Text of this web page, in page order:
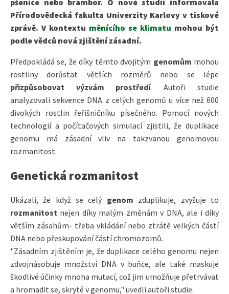
pšenice nebo brambor. O novéstudii informovala
Přírodovědecká fakulta Univerzity Karlovy v tiskové
zprávě. V kontextu měnícího se klimatu mohou být
podle vědců nová zjištění zásadní.
Předpokládá se, že díky těmto dvojitým genomům mohou
rostliny dorůstat větších rozměrů nebo se lépe
přizpůsobovat výzvám prostředí. Autoři studie
analyzovali sekvence DNA z celých genomů u více než 600
divokých rostlin řeřišničníku písečného. Pomocí nových
technologií a počítačových simulací zjistili, že duplikace
genomu má zásadní vliv na takzvanou genomovou
rozmanitost.
Genetická rozmanitost
Ukázali, že když se celý genom zduplikuje, zvyšuje to
rozmanitost nejen díky malým změnám v DNA, ale i díky
větším zásahům- třeba vkládání nebo ztrátě velkých částí
DNA nebo přeskupování částí chromozomů.
"Zásadním zjištěním je, že duplikace celého genomu nejen
zdvojnásobuje množství DNA v buňce, ale také maskuje
škodlivé účinky mnoha mutací, což jim umožňuje přetrvávat
a hromadit se, skryté v genomu," uvedli autoři studie.